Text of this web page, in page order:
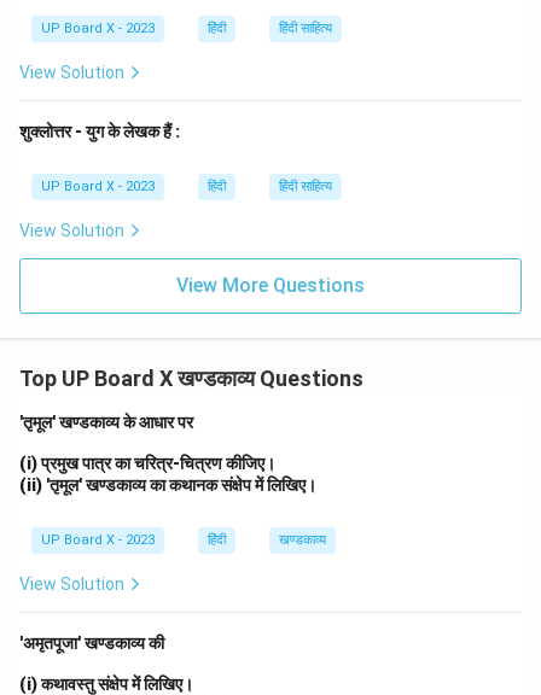
UP Board X - 2023 हिंदी हिंदी साहित्य
View Solution
शुक्लोत्तर - युग के लेखक हैं :
UP Board X - 2023 हिंदी हिंदी साहित्य
View Solution
View More Questions
Top UP Board X खण्डकाव्य Questions
'तृमूल' खण्डकाव्य के आधार पर
(i) प्रमुख पात्र का चरित्र-चित्रण कीजिए।
(ii) 'तृमूल' खण्डकाव्य का कथानक संक्षेप में लिखिए।
UP Board X - 2023 हिंदी खण्डकाव्य
View Solution
'अमृतपूजा' खण्डकाव्य की
(i) कथावस्तु संक्षेप में लिखिए।